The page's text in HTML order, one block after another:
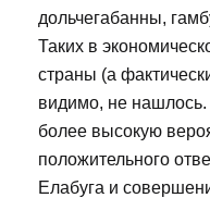
дольчегабанны,
Таких в
страны (а
видимо, не нашлось.
более высокую
положительного
Елабуга и